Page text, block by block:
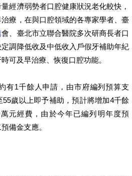
經濟弱勢者口腔健康狀況老化較快，
療，在與口腔領域的各專家學者、臺
會、臺北市立聯合醫院多次研商長者口
調降低收及中低收入戶假牙補助年紀
可及早治療、恢復口腔功能。
有1千餘人申請，由市府編列預算支
歲以上即予補助，預計將增加4千餘
元經費，由於今年已編列明年度預
備金支應。